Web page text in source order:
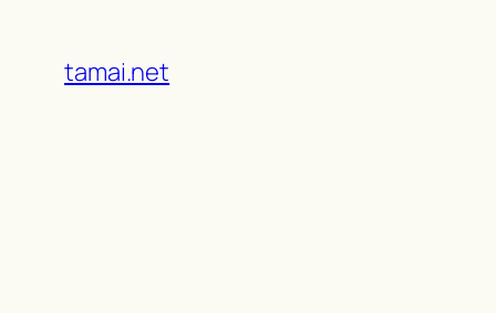
content
tamai.net